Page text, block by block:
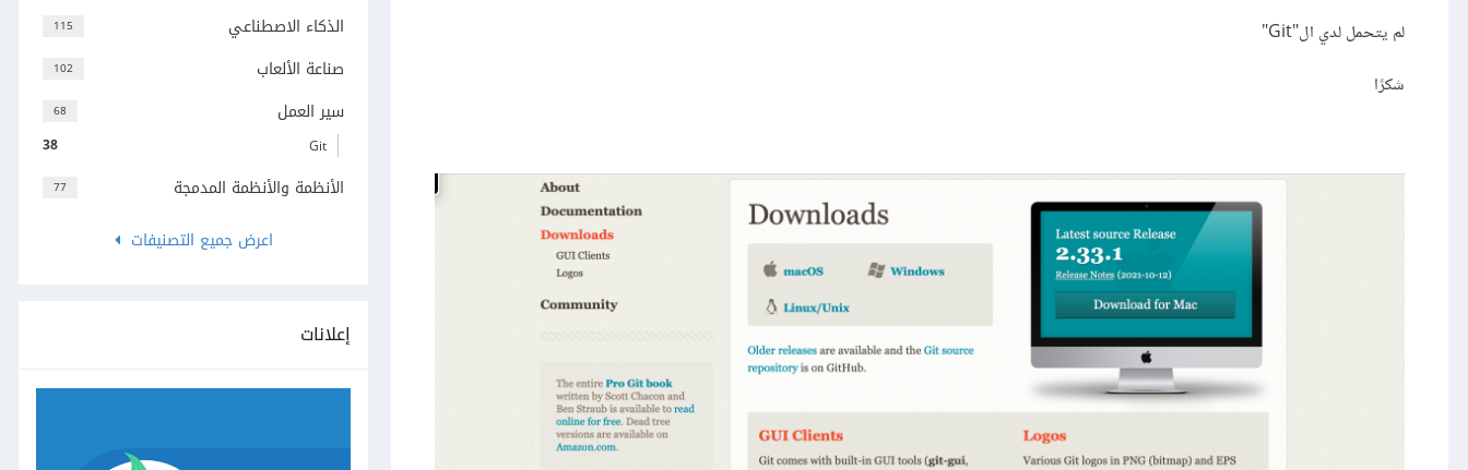
لم يتحمل لدي ال"Git"
شكرًا
115 الذكاء الاصطناعي
102 صناعة الألعاب
68 سير العمل
38 Git
77
الأنظمة والأنظمة المدمجة
اعرض جميع التصنيفات
إعلانات